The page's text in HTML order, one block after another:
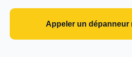
Appeler un dépanneur